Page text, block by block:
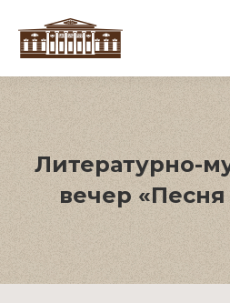
Литературно-
вечер «Песня